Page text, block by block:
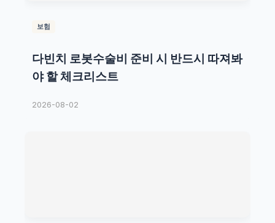
보험
다빈치 로봇수술비 준비 시 반드시 따져봐
야 할 체크리스트
2026-08-02